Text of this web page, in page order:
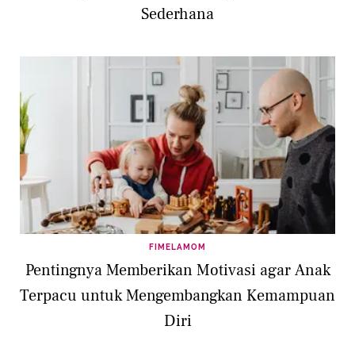
Sederhana
FIMELAMOM
Pentingnya Memberikan Motivasi agar Anak
Terpacu untuk Mengembangkan Kemampuan
Diri